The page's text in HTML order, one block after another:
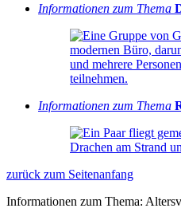
Informationen zum Thema
Informationen zum Thema
zurück zum Seitenanfang
Informationen zum Thema: